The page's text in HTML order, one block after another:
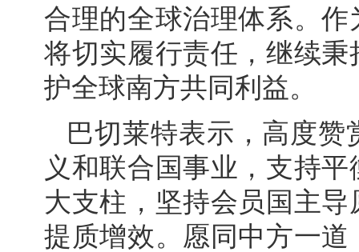
合理的全球治理体系。
将切实履行责任，继续
护全球南方共同利益。
巴切莱特表示，高度
义和联合国事业，支持
大支柱，坚持会员国主
提质增效。愿同中方一